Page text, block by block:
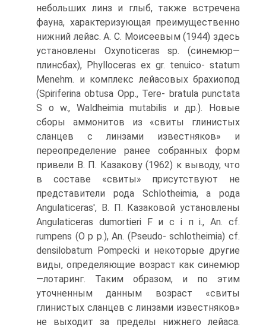
небольших линз и глыб, также встречена
фауна, характеризующая преимущественно
нижний лейас. А. С. Моисеевым (1944) здесь
установлены Oxynoticeras sp. (синемюр—
плинсбах), Phylloceras ex gr. tenuico- statum
Menehm. и комплекс лейасовых брахиопод
(Spiriferina obtusa Opp., Tere- bratula punctata
S о w., Waldheimia mutabilis и др.). Новые
сборы аммонитов из «свиты глинистых
сланцев с линзами известняков» и
переопределение ранее собран­ных форм
привели В. П. Казакову (1962) к выводу, что
в составе «свиты» присут­ствуют не
представители рода Schlotheimia, а рода
Angulaticeras', В. П. Казаковой установлены
Angulaticeras dumortieri F и с і п і., An. cf.
rumpens (О p p.), An. (Pseudo- schlotheimia) cf.
densilobatum Pompecki и некоторые другие
виды, определяющие возраст как синемюр
—лотаринг. Таким образом, и по этим
уточненным данным воз­раст «свиты
глинистых сланцев с линзами известняков»
не выходит за пределы ниж­него лейаса.